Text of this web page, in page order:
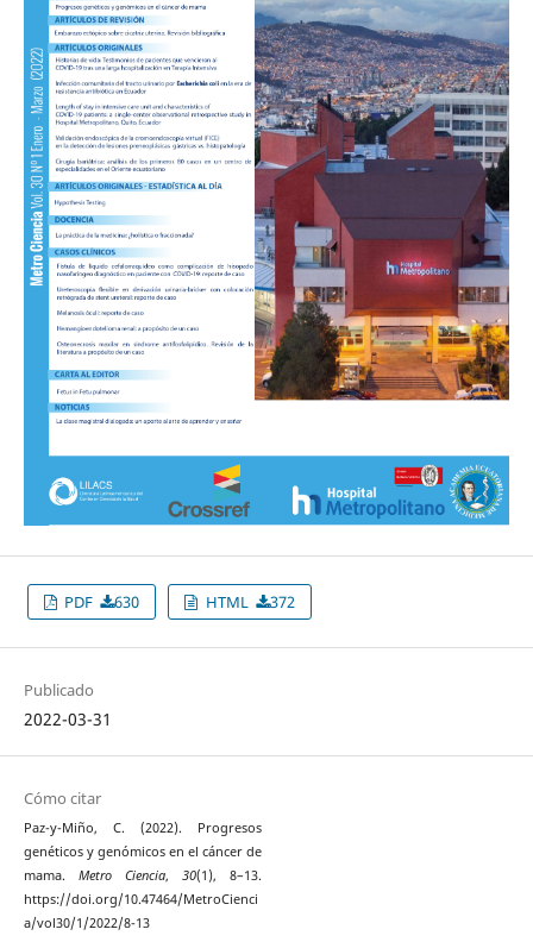
PDF 630 HTML 372
Publicado
2022-03-31
Cómo citar
Paz-y-Miño, C. (2022). Progresos
genéticos y genómicos en el cáncer de
mama. Metro Ciencia, 30(1), 8–13.
https://doi.org/10.47464/MetroCienci
a/vol30/1/2022/8-13